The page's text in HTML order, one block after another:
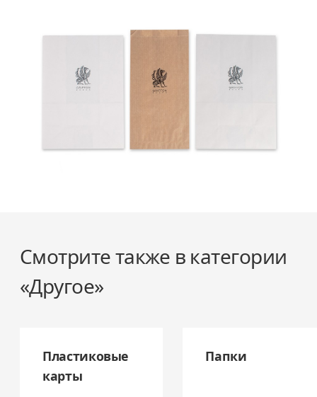
Смотрите также в категории
«Другое»
Пластиковые
карты
Папки